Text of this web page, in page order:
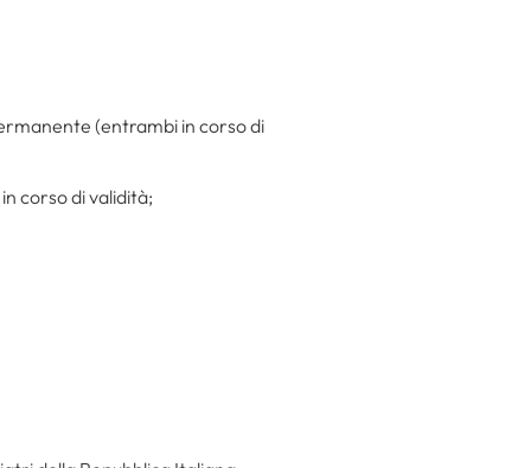
(entrambi in corso di
corso di validità;